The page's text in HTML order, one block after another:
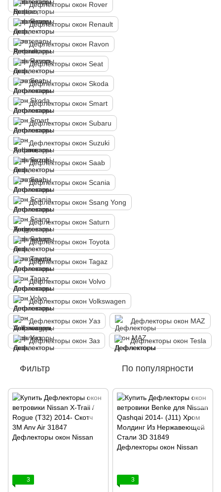
Дефлекторы окон Rover
Дефлекторы окон Renault
Дефлекторы окон Ravon
Дефлекторы окон Seat
Дефлекторы окон Skoda
Дефлекторы окон Smart
Дефлекторы окон Subaru
Дефлекторы окон Suzuki
Дефлекторы окон Saab
Дефлекторы окон Scania
Дефлекторы окон Ssang Yong
Дефлекторы окон Saturn
Дефлекторы окон Toyota
Дефлекторы окон Tagaz
Дефлекторы окон Volvo
Дефлекторы окон Volkswagen
Дефлекторы окон Уаз Дефлекторы окон MAZ
Дефлекторы окон Заз Дефлекторы окон Tesla
Фильтр По популярности
3 3